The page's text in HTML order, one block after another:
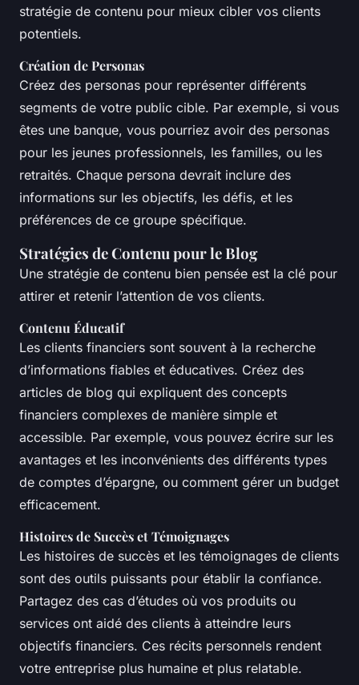
stratégie de contenu pour mieux cibler vos clients
potentiels.
Création de Personas
Créez des personas pour représenter différents
segments de votre public cible. Par exemple, si vous
êtes une banque, vous pourriez avoir des personas
pour les jeunes professionnels, les familles, ou les
retraités. Chaque persona devrait inclure des
informations sur les objectifs, les défis, et les
préférences de ce groupe spécifique.
Stratégies de Contenu pour le Blog
Une stratégie de contenu bien pensée est la clé pour
attirer et retenir l’attention de vos clients.
Contenu Éducatif
Les clients financiers sont souvent à la recherche
d’informations fiables et éducatives. Créez des
articles de blog qui expliquent des concepts
financiers complexes de manière simple et
accessible. Par exemple, vous pouvez écrire sur les
avantages et les inconvénients des différents types
de comptes d’épargne, ou comment gérer un budget
efficacement.
Histoires de Succès et Témoignages
Les histoires de succès et les témoignages de clients
sont des outils puissants pour établir la confiance.
Partagez des cas d’études où vos produits ou
services ont aidé des clients à atteindre leurs
objectifs financiers. Ces récits personnels rendent
votre entreprise plus humaine et plus relatable.